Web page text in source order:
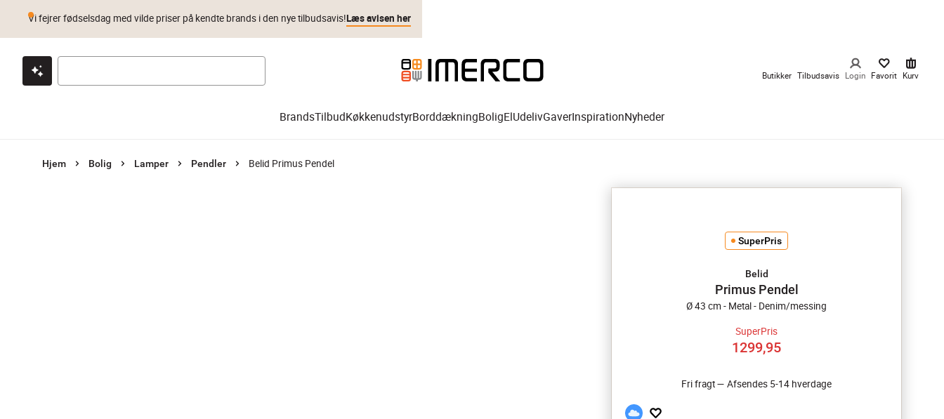
Klik & hent Byt i 1 år Prismatch
Vi fejrer fødselsdag med vilde priser på kendte brands i den nye tilbudsavis!Læs avisen her
Butikker Tilbudsavis Login Favorit Kurv
BrandsTilbudKøkkenudstyrBorddækningBoligElUdelivGaverInspirationNyheder
Hjem Bolig Lamper Pendler Belid Primus Pendel
SuperPris
Belid
Primus Pendel
Ø 43 cm - Metal - Denim/messing
SuperPris
1299,95
Fri fragt — Afsendes 5-14 hverdage